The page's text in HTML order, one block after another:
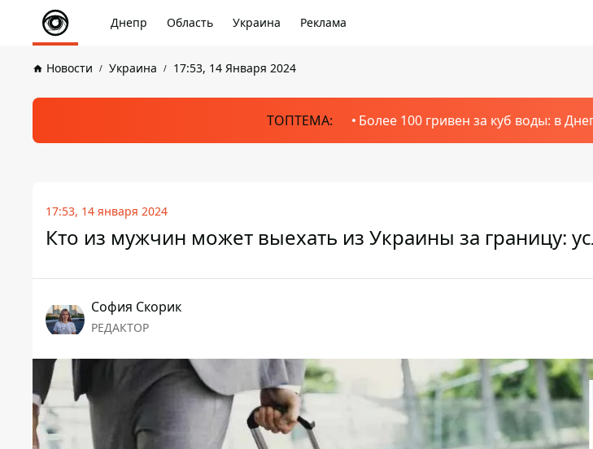
Днепр Область Украина Реклама
Новости Украина 17:53, 14 Января 2024
ТОПТЕМА: Более 100 гривен за куб воды: в
17:53, 14 января 2024
Кто из мужчин может выехать из Украины за границу:
София Скорик
РЕДАКТОР